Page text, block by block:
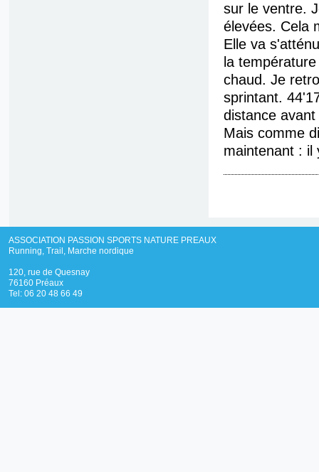
sur le ventre.
élevées. Cela
Elle va
la
chaud. Je
sprintant.
distance
Mais comme
maintenant : il
ASSOCIATION PASSION SPORTS NATURE PREAUX
Running, Trail, Marche nordique
120, rue de Quesnay
76160 Préaux
Tel: 06 20 48 66 49